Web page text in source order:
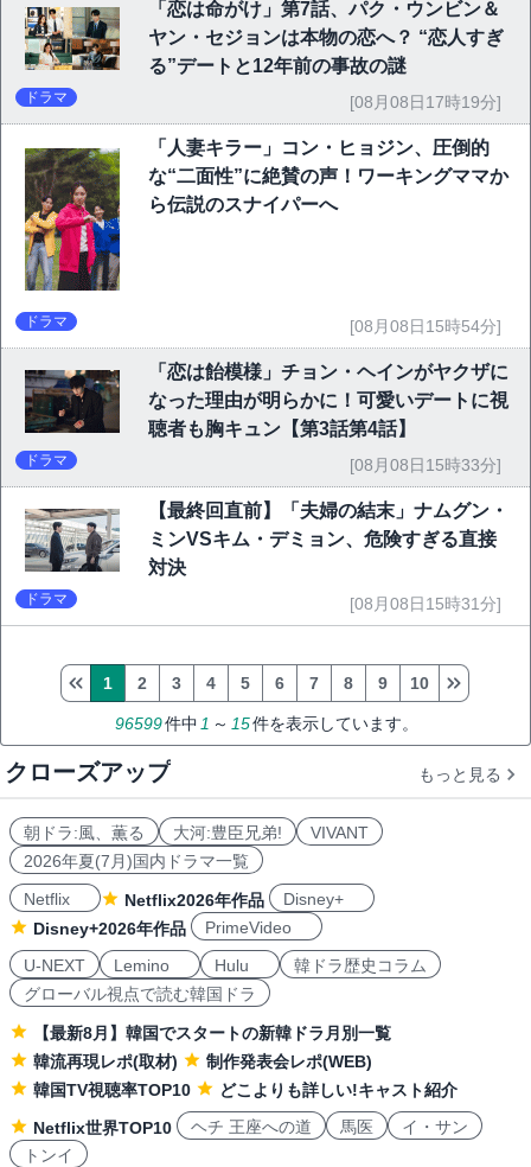
「恋は命がけ」第7話、パク・ウンビン＆
ヤン・セジョンは本物の恋へ？ “恋人すぎ
る”デートと12年前の事故の謎
ドラマ [08月08日17時19分]
「人妻キラー」コン・ヒョジン、圧倒的
な“二面性”に絶賛の声！ワーキングママか
ら伝説のスナイパーへ
ドラマ [08月08日15時54分]
「恋は飴模様」チョン・ヘインがヤクザに
なった理由が明らかに！可愛いデートに視
聴者も胸キュン【第3話第4話】
ドラマ [08月08日15時33分]
【最終回直前】「夫婦の結末」ナムグン・
ミンVSキム・デミョン、危険すぎる直接
対決
ドラマ [08月08日15時31分]
96599件中 1 ～ 15件を表示しています。
1 2 3 4 5 6 7 8 9 10
クローズアップ もっと見る
朝ドラ:風、薫る 大河:豊臣兄弟!
VIVANT
2026年夏(7月)国内ドラマ一覧
Netflix
Netflix2026年作品
Disney+
Disney+2026年作品
PrimeVideo
U-NEXT
Lemino Hulu
韓ドラ歴史コラム
グローバル視点で読む韓国ドラ
【最新8月】韓国でスタートの新韓ドラ月別一覧
韓流再現レポ(取材)
制作発表会レポ(WEB)
韓国TV視聴率TOP10
どこよりも詳しい!キャスト紹介
Netflix世界TOP10
ヘチ 王座への道 馬医
イ・サン
トンイ